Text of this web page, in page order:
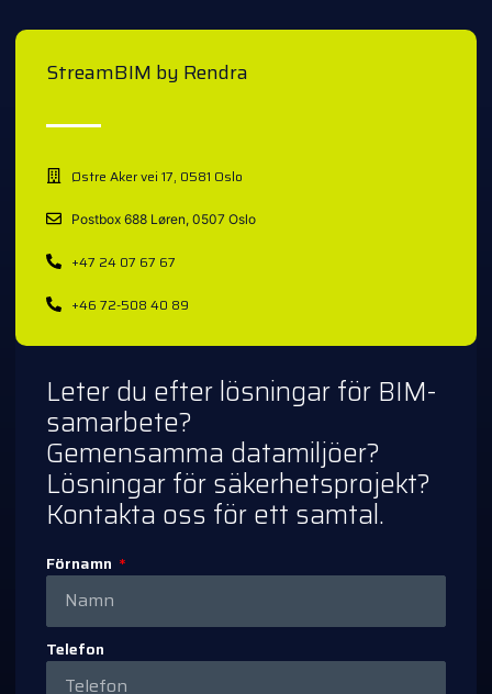
StreamBIM by Rendra
Østre Aker vei 17, 0581 Oslo
Postbox 688 Løren, 0507 Oslo
+47 24 07 67 67
+46 72-508 40 89
Leter du efter lösningar för BIM-
samarbete?
Gemensamma datamiljöer?
Lösningar för säkerhetsprojekt?
Kontakta oss för ett samtal.
Förnamn
Telefon